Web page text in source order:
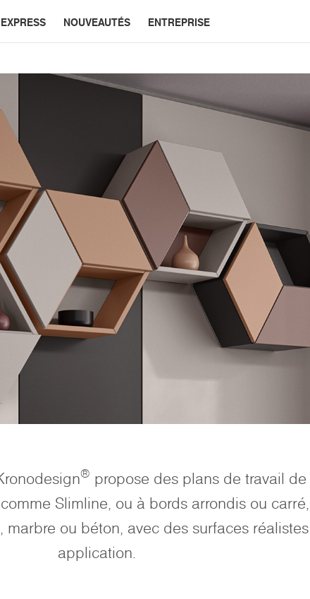
NOUVEAUTÉS ENTREPRISE
® propose des plans de travail
Slimline, ou à bords arrondis ou
ou béton, avec des surfaces
application.